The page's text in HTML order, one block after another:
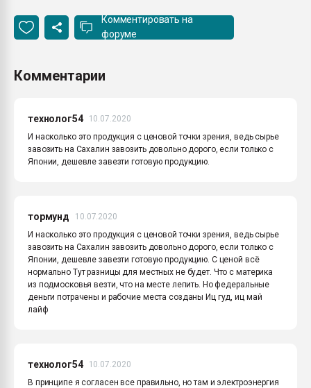
Комментировать на
форуме
Комментарии
технолог54
10.07.2020
И насколько это продукция с ценовой точки зрения, ведь сырье
завозить на Сахалин завозить довольно дорого, если только с
Японии, дешевле завезти готовую продукцию.
тормунд
10.07.2020
И насколько это продукция с ценовой точки зрения, ведь сырье
завозить на Сахалин завозить довольно дорого, если только с
Японии, дешевле завезти готовую продукцию. С ценой всё
нормально Тут разницы для местных не будет. Что с материка
из подмосковья везти, что на месте лепить. Но федеральные
деньги потрачены и рабочие места созданы Иц гуд, иц май
лайф
технолог54
10.07.2020
В принципе я согласен все правильно, но там и электроэнергия